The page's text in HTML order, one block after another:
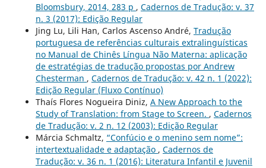
Bloomsbury, 2014, 283 p , Cadernos de Tradução: v. 37
n. 3 (2017): Edição Regular
Jing Lu, Lili Han, Carlos Ascenso André, Tradução
portuguesa de referências culturais extralinguísticas
no Manual de Chinês Língua Não Materna: aplicação
de estratégias de tradução propostas por Andrew
Chesterman , Cadernos de Tradução: v. 42 n. 1 (2022):
Edição Regular (Fluxo Contínuo)
Thaís Flores Nogueira Diniz, A New Approach to the
Study of Translation: from Stage to Screen. , Cadernos
de Tradução: v. 2 n. 12 (2003): Edição Regular
Márcia Schmaltz, “Confúcio e o menino sem nome”:
intertextualidade e adaptação , Cadernos de
Tradução: v. 36 n. 1 (2016): Literatura Infantil e Juvenil